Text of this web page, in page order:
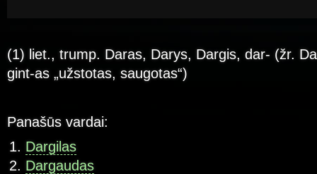
(1) liet., trump. Daras, Darys, Dargis, dar- (žr.
gint-as „užstotas, saugotas“)
Panašūs vardai:
Dargilas
Dargaudas